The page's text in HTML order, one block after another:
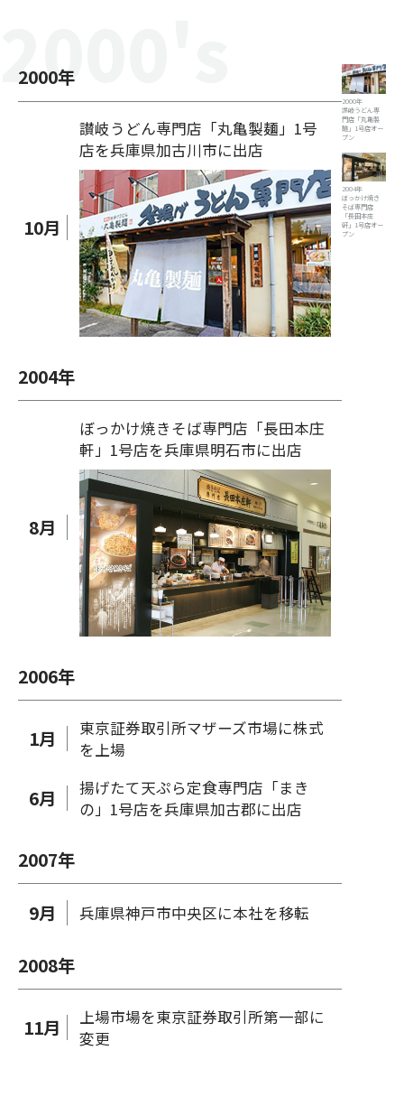
2000
2000年
10月
讃岐うどん専門店「丸亀製麺」1号
店を兵庫県加古川市に出店
2004年
8月
ぼっかけ焼きそば専門店「長田本庄
軒」1号店を兵庫県明石市に出店
2006年
1月
東京証券取引所マザーズ市場に株式
を上場
6月
揚げたて天ぷら定食専門店「まき
の」1号店を兵庫県加古郡に出店
2007年
9月 兵庫県神戸市中央区に本社を移転
2008年
11月
上場市場を東京証券取引所第一部に
変更
2000年
讃岐うどん専
門店「丸亀製
麺」1号店オー
プン
2004年
ぼっかけ焼き
そば専門店
「長田本庄
軒」1号店オー
プン